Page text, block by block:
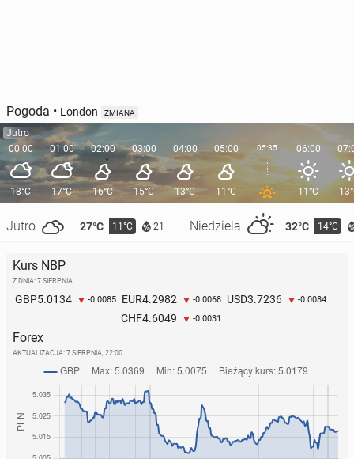
Pogoda • London ZMIANA
Jutro
00:00
18°C
Jutro 27°C 11°C 21 Niedziela 32°C 14°C
01:00
17°C
02:00
16°C
03:00
15°C
04:00
13°C
05:00
11°C
05:35 06:00
11°C
Kurs NBP
Z DNIA: 7 SIERPNIA
GBP5.0134 -0.0085 EUR4.2982 -0.0068 USD3.7236 -0.0084
CHF4.6049 -0.0031
Forex
AKTUALIZACJA: 7 SIERPNIA, 22:00